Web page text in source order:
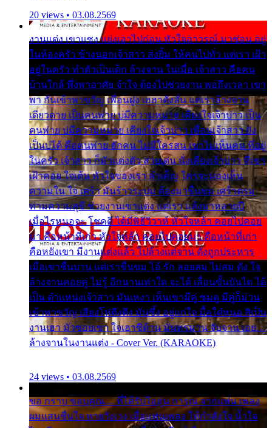
20 views • 03.08.2569
งานแต่ง เขาแซง แย่งเอาไปก่อน หัวใจอาวรณ์ มาซ่อน อยู่
ในห้องครัว ข้างนอกเจ้าสาว ส่งยิ้ม ให้คนไปทั่ว แต่เรา เฝ้า
อยู่ในครัว ทำตัวเป็นเด็ก ล้างจาน ในเมื่อ เจ้าสาว คือคน
บ้านใกล้ พึ่งพาอาศัย จำใจ ต้องไปช่วยงาน พอถึงเวลา เขา
พา กันเข้าพาขวัญ เพื่อนฝูง เฮฮาดังลั่น แต่เราล้างจาน
เดียวดาย เป็นคนพ่าย บ่มีความหมาย เคียงใจเจ้าบ่าว เป็น
คนพ่าย บ่มีความหมาย เคียงใจเจ้าบ่าว เพื่อนเจ้าสาว ยัง
เป็นบ่ได้ คือคนพ่าย ฮักคน ไม่มีใครสน เขาไม่เห็นคน ที่อยู่
ในครัว เจ้าสาว ก็มัวแต่งตัว สวยเด่น นั่งเคียงเจ้าบ่าว ที่เขา
เฝ้าคอย ใจเต้น หัวใจของเรา ลำเค็ญ ใครจะมองเห็น
ความใน ใจ เศร้า มันร้าวระบม ต้องมาขื่นขม เศร้าตรม
ท่ามความสุขี ช่วยงานเขาแต่ง แต่เรา แล้งมาหลายปี
เมื่อไรหนอจะ โชคดี ได้มีพิธีวิวาห์ หัวใจหล้า คอยไปคอย
มา คือหน้าที่เก่า หัวใจหล้า คอยไปคอยมา คือหน้าที่เก่า
คือหยังเขา มีงานแต่งแล้ว ไปล้างแต่จาน ดั่งถูกประหาร
เมื่อเขาชื่นบาน แต่เราขื่นขม โอ้ รัก ลอยลม ไม่สม ดัง ใจ
ล้างจานคอยคู่ ไม่รู้ อีกนานเท่าใด จะได้ เลื่อนขั้นบันได ได้
เป็น ตำแหน่งเจ้าสาว มันเหงา เห็นเขามีคู่ ซมดู มีคู่ก็ม่วน
เข้าพาขวัญ เสียงโห่ตึงตึง มันซึ้ง อยู่แก่ใจ มื้อใด๋หนอ สิเป็น
งานเฮา มัวซอยเขา ใจเฮาซิด้าน มันทรมาน จับจาน เอย…
ล้างจานในงานแต่ง - Cover Ver. (KARAOKE)
24 views • 03.08.2569
ขอ กราบ ขอบคุณ.... ที่ได้รับไออุ่น การุณ จากแฟน เพลง
ผมแสนชื่นใจ หายวังเวง เมื่อแฟนเพลง ให้กำลังใจ น้ำใจ